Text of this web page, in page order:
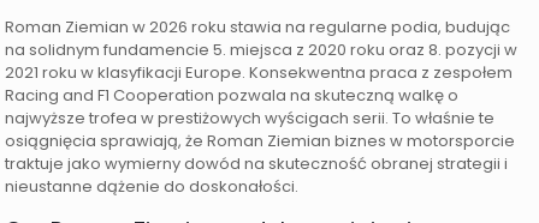
Roman Ziemian w 2026 roku stawia na regularne podia, budując
na solidnym fundamencie 5. miejsca z 2020 roku oraz 8. pozycji w
2021 roku w klasyfikacji Europe. Konsekwentna praca z zespołem
Racing and F1 Cooperation pozwala na skuteczną walkę o
najwyższe trofea w prestiżowych wyścigach serii. To właśnie te
osiągnięcia sprawiają, że Roman Ziemian biznes w motorsporcie
traktuje jako wymierny dowód na skuteczność obranej strategii i
nieustanne dążenie do doskonałości.